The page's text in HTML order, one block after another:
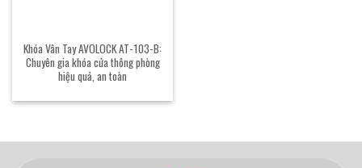
Khóa Vân Tay AVOLOCK AT-103-B:
Chuyên gia khóa cửa thông phòng
hiệu quả, an toàn